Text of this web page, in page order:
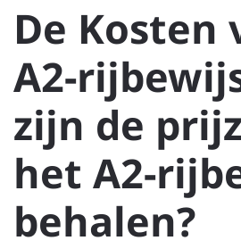
De Kosten
A2-
zijn de
het A2-
behalen?